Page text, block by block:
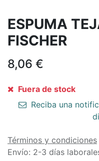
ESPUMA
FISCHER
8,06 €
Fuera de stock
Reciba una
Términos y condiciones
Envío: 2-3 días